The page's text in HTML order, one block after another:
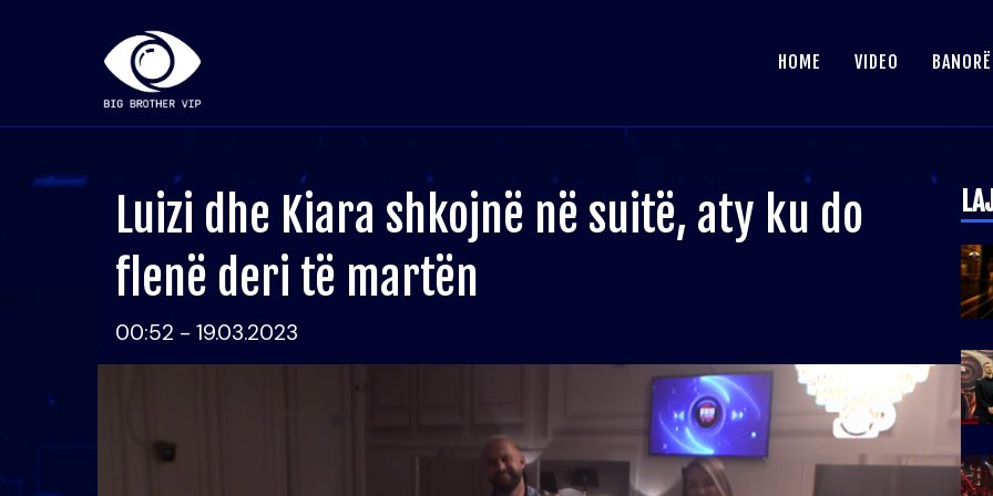
HOME VIDEO
Luizi dhe Kiara shkojnë në suitë, aty ku do
flenë deri të martën
00:52 - 19.03.2023